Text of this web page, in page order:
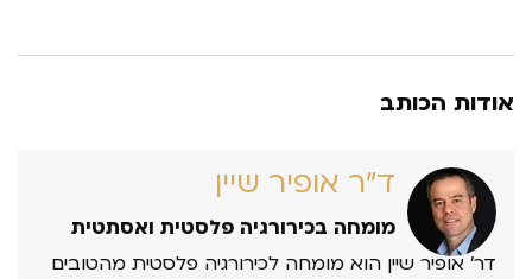
אודות הכותב
ד״ר אופיר שיין
מומחה בכירורגיה פלסטית ואסתטית
דר’ אופיר שיין הוא מומחה לכירורגיה פלסטית מהטובים